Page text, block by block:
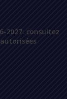
2027: consultez